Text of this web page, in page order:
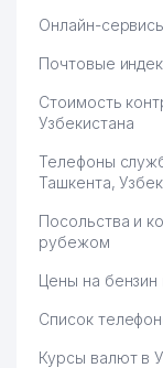
Онлайн-
Почтовые
Стоимость
Узбекистана
Телефоны
Ташкента,
Посольства и
рубежом
Цены на бензин
Список
Курсы валют в